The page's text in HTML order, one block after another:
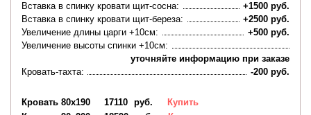
Вставка в спинку кровати щит-сосна:
+1500 руб.
Вставка в спинку кровати щит-береза:
+2500 руб.
Увеличение длины царги +10см:
+500 руб.
Увеличение высоты спинки +10см:
уточняйте информацию при заказе
Кровать-тахта:
-200 руб.
Кровать 80х190 17110 руб.
Купить